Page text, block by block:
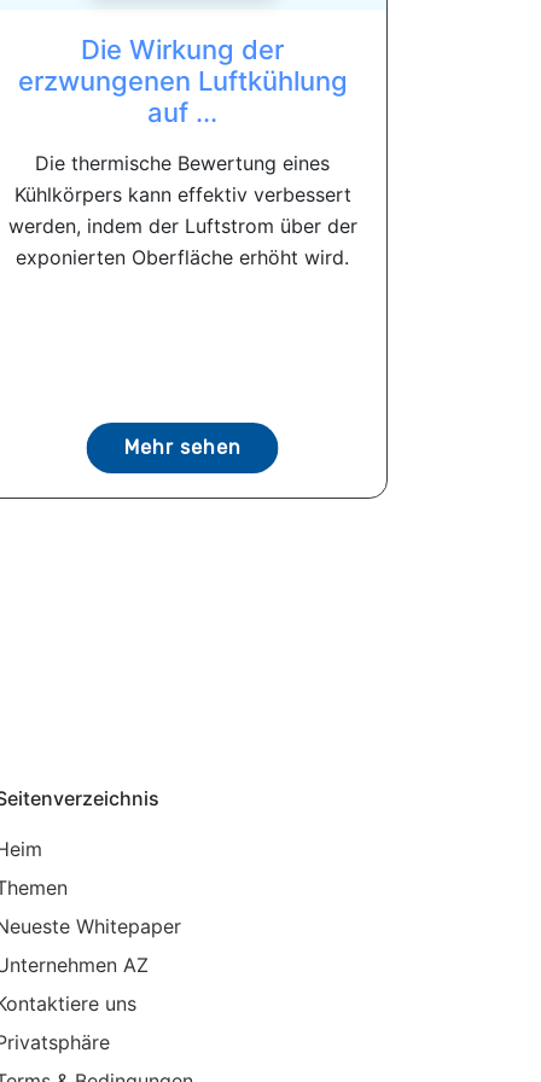
Die Wirkung der
erzwungenen Luftkühlung
auf ...
Die thermische Bewertung eines
Kühlkörpers kann effektiv verbessert
werden, indem der Luftstrom über der
exponierten Oberfläche erhöht wird.
Mehr sehen
Whitepaper
AZ
uns